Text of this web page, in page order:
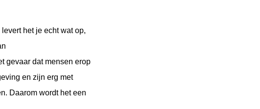
het je echt wat op,
gevaar dat mensen erop
en zijn erg met
Daarom wordt het een